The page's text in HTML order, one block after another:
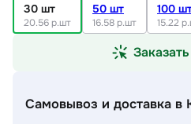
30 шт
20.56 р.шт
50 шт
16.58 р.шт
100
15.22
Самовывоз и доставка в